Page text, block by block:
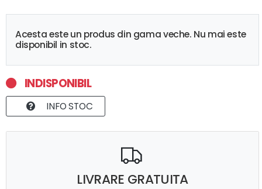
Acesta este un produs din gama veche. Nu mai este
disponibil in stoc.
INDISPONIBIL
INFO STOC
LIVRARE GRATUITA